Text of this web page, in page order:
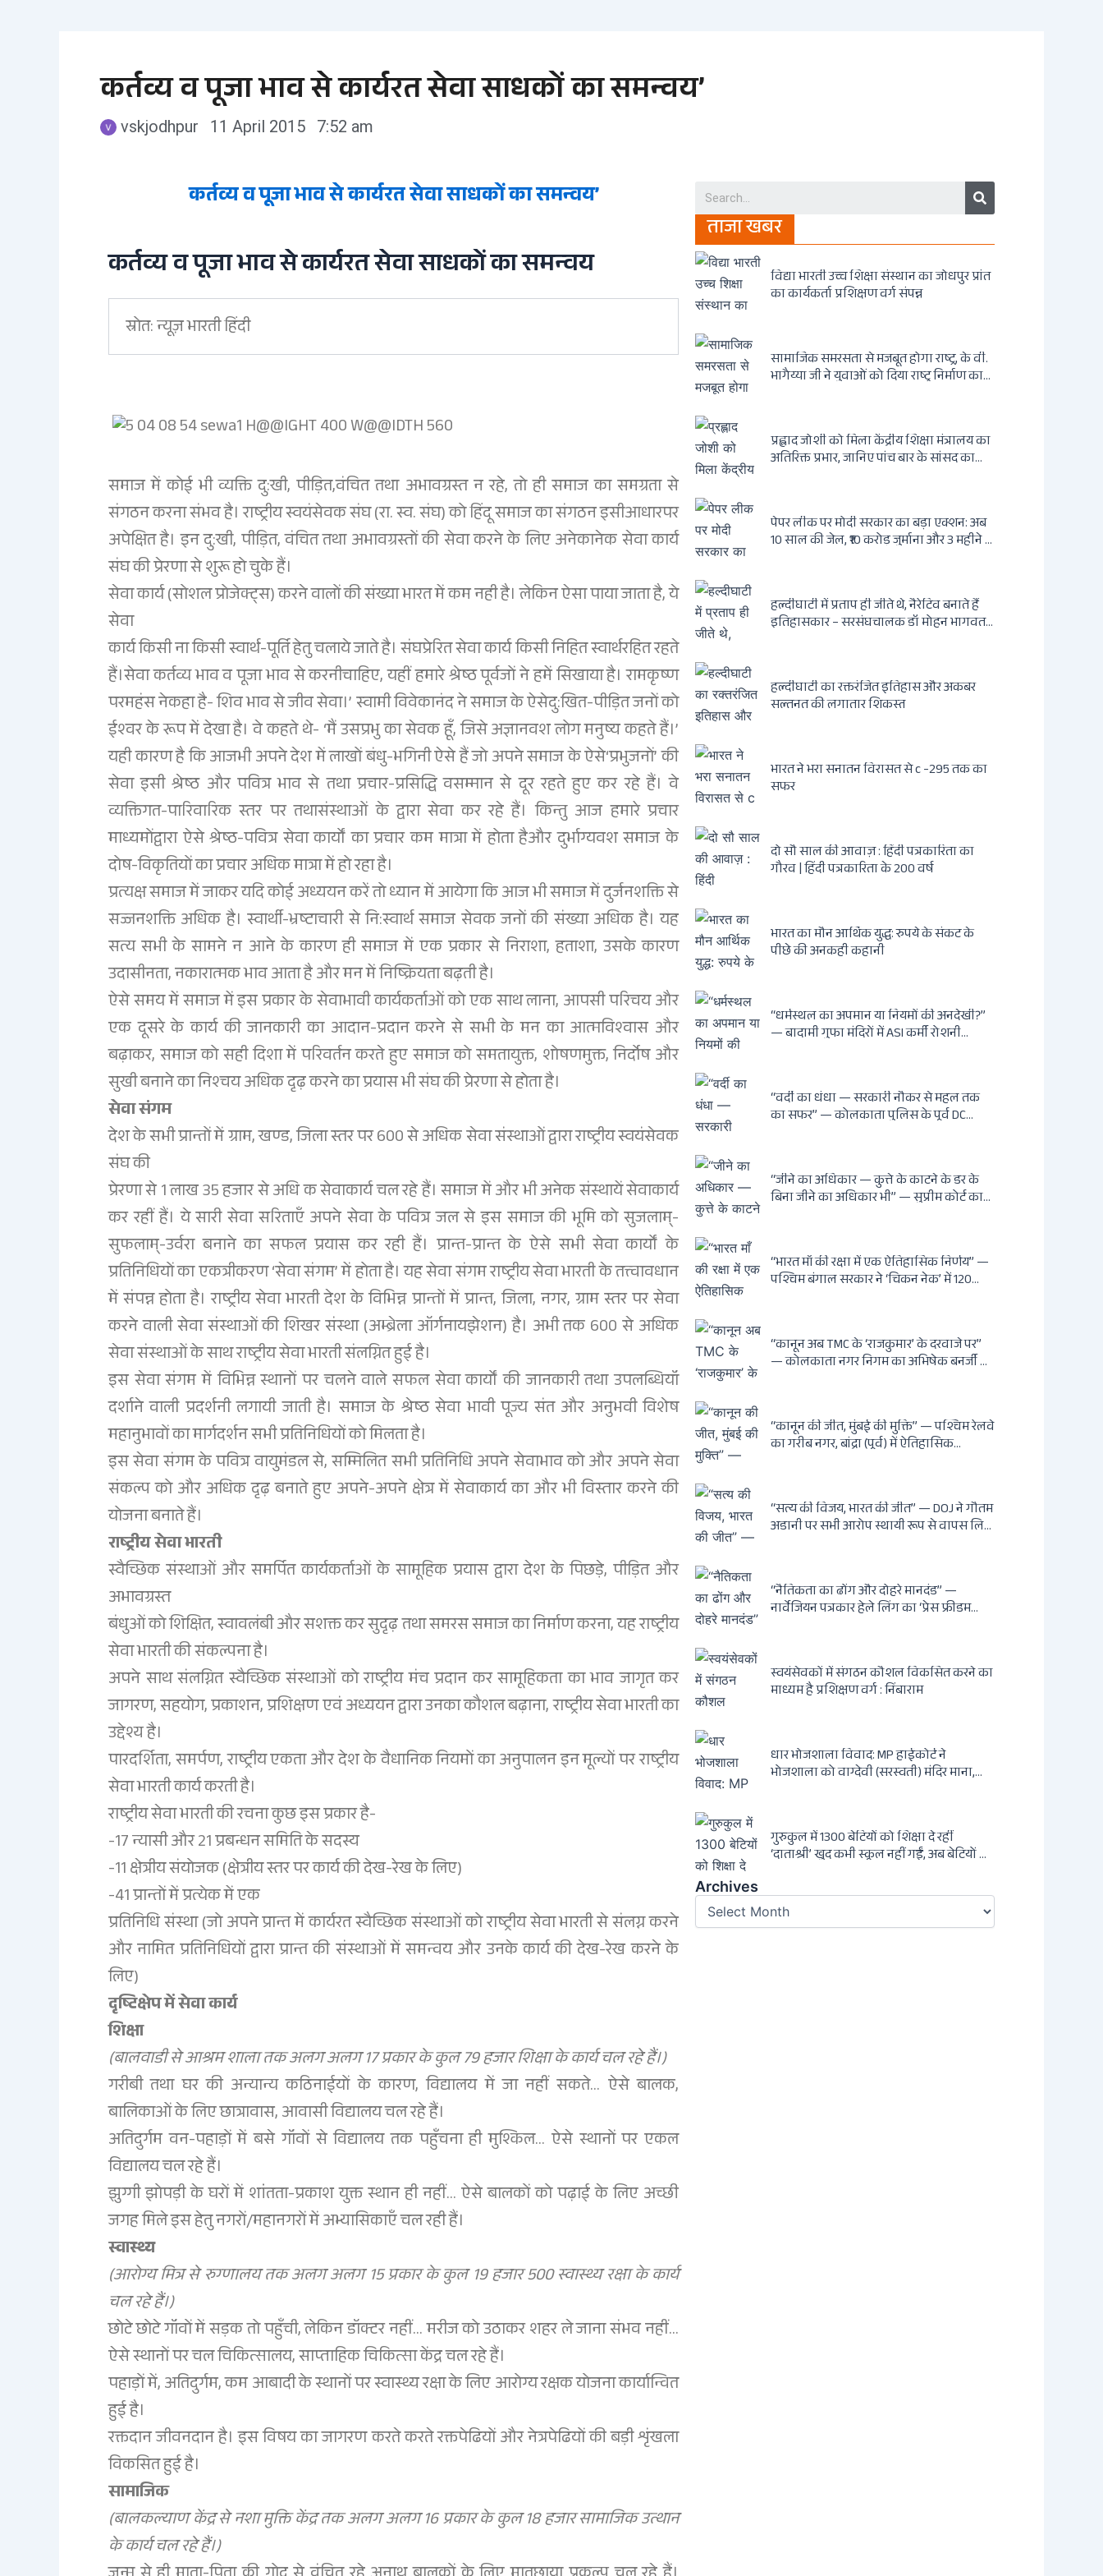
कर्तव्य व पूजा भाव से कार्यरत सेवा साधकों का समन्वय’
vskjodhpur 11 April 2015 7:52 am
कर्तव्य व पूजा भाव से कार्यरत सेवा साधकों का समन्वय’
कर्तव्य व पूजा भाव से कार्यरत सेवा साधकों का समन्वय
स्रोत: न्यूज़ भारती हिंदी
समाज में कोई भी व्यक्ति दु:खी, पीड़ित,वंचित तथा अभावग्रस्त न रहे, तो ही समाज का समग्रता से
संगठन करना संभव है। राष्ट्रीय स्वयंसेवक संघ (रा. स्व. संघ) को हिंदू समाज का संगठन इसीआधारपर
अपेक्षित है। इन दु:खी, पीड़ित, वंचित तथा अभावग्रस्तों की सेवा करने के लिए अनेकानेक सेवा कार्य
संघ की प्रेरणा से शुरू हो चुके हैं।
सेवा कार्य (सोशल प्रोजेक्ट्स) करने वालों की संख्या भारत में कम नही है। लेकिन ऐसा पाया जाता है, ये
सेवा
कार्य किसी ना किसी स्वार्थ-पूर्ति हेतु चलाये जाते है। संघप्रेरित सेवा कार्य किसी निहित स्वार्थरहित रहते
हैं।सेवा कर्तव्य भाव व पूजा भाव से करनीचाहिए, यहीं हमारे श्रेष्ठ पूर्वजों ने हमें सिखाया है। रामकृष्ण
परमहंस नेकहा है- शिव भाव से जीव सेवा।’ स्वामी विवेकानंद ने समाज के ऐसेदु:खित-पीड़ित जनों को
ईश्‍वर के रूप में देखा है। वे कहते थे- ‘मैं उसप्रभु का सेवक हूँ, जिसे अज्ञानवश लोग मनुष्य कहते हैं।’
यही कारण है कि आजभी अपने देश में लाखों बंधु-भगिनी ऐसे हैं जो अपने समाज के ऐसे‘प्रभुजनों’ की
सेवा इसी श्रेष्ठ और पवित्र भाव से तथा प्रचार-प्रसिद्धि वसम्मान से दूर रहते हुए कर रहे हैं। वे
व्यक्तिगत-पारिवारिक स्तर पर तथासंस्थाओं के द्वारा सेवा कर रहे हैं। किन्तु आज हमारे प्रचार
माध्यमोंद्वारा ऐसे श्रेष्ठ-पवित्र सेवा कार्यों का प्रचार कम मात्रा में होता हैऔर दुर्भाग्यवश समाज के
दोष-विकृतियों का प्रचार अधिक मात्रा में हो रहा है।
प्रत्यक्ष समाज में जाकर यदि कोई अध्ययन करें तो ध्यान में आयेगा कि आज भी समाज में दुर्जनशक्ति से
सज्जनशक्ति अधिक है। स्वार्थी-भ्रष्टाचारी से नि:स्वार्थ समाज सेवक जनों की संख्या अधिक है। यह
सत्य सभी के सामने न आने के कारण ही समाज में एक प्रकार से निराशा, हताशा, उसके कारण
उदासीनता, नकारात्मक भाव आता है और मन में निष्क्रियता बढ़ती है।
ऐसे समय में समाज में इस प्रकार के सेवाभावी कार्यकर्ताओं को एक साथ लाना, आपसी परिचय और
एक दूसरे के कार्य की जानकारी का आदान-प्रदान करने से सभी के मन का आत्मविश्‍वास और
बढ़ाकर, समाज को सही दिशा में परिवर्तन करते हुए समाज को समतायुक्त, शोषणमुक्त, निर्दोष और
सुखी बनाने का निश्‍चय अधिक दृढ़ करने का प्रयास भी संघ की प्रेरणा से होता है।
सेवा संगम
देश के सभी प्रान्तों में ग्राम, खण्ड, जिला स्तर पर 600 से अधिक सेवा संस्थाओं द्वारा राष्ट्रीय स्वयंसेवक
संघ की
प्रेरणा से 1 लाख 35 हजार से अधि क सेवाकार्य चल रहे हैं। समाज में और भी अनेक संस्थायें सेवाकार्य
कर रहीं हैं। ये सारी सेवा सरिताएँ अपने सेवा के पवित्र जल से इस समाज की भूमि को सुजलाम्-
सुफलाम्-उर्वरा बनाने का सफल प्रयास कर रही हैं। प्रान्त-प्रान्त के ऐसे सभी सेवा कार्यों के
प्रतिनिधियों का एकत्रीकरण ‘सेवा संगम’ में होता है। यह सेवा संगम राष्ट्रीय सेवा भारती के तत्त्वावधान
में संपन्न होता है। राष्ट्रीय सेवा भारती देश के विभिन्न प्रान्तों में प्रान्त, जिला, नगर, ग्राम स्तर पर सेवा
करने वाली सेवा संस्थाओं की शिखर संस्था (अम्ब्रेला ऑर्गनायझेशन) है। अभी तक 600 से अधिक
सेवा संस्थाओं के साथ राष्ट्रीय सेवा भारती संलग्नित हुई है।
इस सेवा संगम में विभिन्न स्थानों पर चलने वाले सफल सेवा कार्यों की जानकारी तथा उपलब्धियॉं
दर्शाने वाली प्रदर्शनी लगायी जाती है। समाज के श्रेष्ठ सेवा भावी पूज्य संत और अनुभवी विशेष
महानुभावों का मार्गदर्शन सभी प्रतिनिधियों को मिलता है।
इस सेवा संगम के पवित्र वायुमंडल से, सम्मिलित सभी प्रतिनिधि अपने सेवाभाव को और अपने सेवा
संकल्प को और अधिक दृढ़ बनाते हुए अपने-अपने क्षेत्र में सेवाकार्य का और भी विस्तार करने की
योजना बनाते हैं।
राष्ट्रीय सेवा भारती
स्वैच्छिक संस्थाओं और समर्पित कार्यकर्ताओं के सामूहिक प्रयास द्वारा देश के पिछड़े, पीड़ित और
अभावग्रस्त
बंधुओं को शिक्षित, स्वावलंबी और सशक्त कर सुदृढ़ तथा समरस समाज का निर्माण करना, यह राष्ट्रीय
सेवा भारती की संकल्पना है।
अपने साथ संलग्नित स्वैच्छिक संस्थाओं को राष्ट्रीय मंच प्रदान कर सामूहिकता का भाव जागृत कर
जागरण, सहयोग, प्रकाशन, प्रशिक्षण एवं अध्ययन द्वारा उनका कौशल बढ़ाना, राष्ट्रीय सेवा भारती का
उद्देश्य है।
पारदर्शिता, समर्पण, राष्ट्रीय एकता और देश के वैधानिक नियमों का अनुपालन इन मूल्यों पर राष्ट्रीय
सेवा भारती कार्य करती है।
राष्ट्रीय सेवा भारती की रचना कुछ इस प्रकार है-
-17 न्यासी और 21 प्रबन्धन समिति के सदस्य
-11 क्षेत्रीय संयोजक (क्षेत्रीय स्तर पर कार्य की देख-रेख के लिए)
-41 प्रान्तों में प्रत्येक में एक
प्रतिनिधि संस्था (जो अपने प्रान्त में कार्यरत स्वैच्छिक संस्थाओं को राष्ट्रीय सेवा भारती से संलग्न करने
और नामित प्रतिनिधियों द्वारा प्रान्त की संस्थाओं में समन्वय और उनके कार्य की देख-रेख करने के
लिए)
दृष्टिक्षेप में सेवा कार्य
शिक्षा
(बालवाडी से आश्रम शाला तक अलग अलग 17 प्रकार के कुल 79 हजार शिक्षा के कार्य चल रहे हैं।)
गरीबी तथा घर की अन्यान्य कठिनाईयों के कारण, विद्यालय में जा नहीं सकते… ऐसे बालक,
बालिकाओं के लिए छात्रावास, आवासी विद्यालय चल रहे हैं।
अतिदुर्गम वन-पहाड़ों में बसे गॉंवों से विद्यालय तक पहुँचना ही मुश्किल… ऐसे स्थानों पर एकल
विद्यालय चल रहे हैं।
झुग्गी झोपड़ी के घरों में शांतता-प्रकाश युक्त स्थान ही नहीं… ऐसे बालकों को पढ़ाई के लिए अच्छी
जगह मिले इस हेतु नगरों/महानगरों में अभ्यासिकाएँ चल रही हैं।
स्वास्थ्य
(आरोग्य मित्र से रुग्णालय तक अलग अलग 15 प्रकार के कुल 19 हजार 500 स्वास्थ्य रक्षा के कार्य
चल रहे हैं।)
छोटे छोटे गॉंवों में सड़क तो पहुँची, लेकिन डॉक्टर नहीं… मरीज को उठाकर शहर ले जाना संभव नहीं…
ऐसे स्थानों पर चल चिकित्सालय, साप्ताहिक चिकित्सा केंद्र चल रहे हैं।
पहाड़ों में, अतिदुर्गम, कम आबादी के स्थानों पर स्वास्थ्य रक्षा के लिए आरोग्य रक्षक योजना कार्यान्वित
हुई है।
रक्तदान जीवनदान है। इस विषय का जागरण करते करते रक्तपेढियों और नेत्रपेढियों की बड़ी शृंखला
विकसित हुई है।
सामाजिक
(बालकल्याण केंद्र से नशा मुक्ति केंद्र तक अलग अलग 16 प्रकार के कुल 18 हजार सामाजिक उत्थान
के कार्य चल रहे हैं।)
Search
ताजा खबर
विद्या भारती उच्च शिक्षा संस्थान का जोधपुर प्रांत
का कार्यकर्ता प्रशिक्षण वर्ग संपन्न
सामाजिक समरसता से मजबूत होगा राष्ट्र, के वी.
भागैय्या जी ने युवाओं को दिया राष्ट्र निर्माण का
प्रह्लाद जोशी को मिला केंद्रीय शिक्षा मंत्रालय का
अतिरिक्त प्रभार, जानिए पांच बार के सांसद का
पेपर लीक पर मोदी सरकार का बड़ा एक्शन: अब
10 साल की जेल, ₹10 करोड़ जुर्माना और 3 महीने में
हल्दीघाटी में प्रताप ही जीते थे, नैरेटिव बनाते हैं
इतिहासकार – सरसंघचालक डॉ मोहन भागवत
हल्दीघाटी का रक्तरंजित इतिहास और अकबर
सल्तनत की लगातार शिकस्त
भारत ने भरा सनातन विरासत से c -295 तक का
सफर
दो सौ साल की आवाज़ : हिंदी पत्रकारिता का
गौरव | हिंदी पत्रकारिता के 200 वर्ष
भारत का मौन आर्थिक युद्ध: रुपये के संकट के
पीछे की अनकही कहानी
“धर्मस्थल का अपमान या नियमों की अनदेखी?”
— बादामी गुफा मंदिरों में ASI कर्मी रोशनी
सवाल — मस्जिद में जूते बंद, मंदिर में खुले?
“वर्दी का धंधा — सरकारी नौकर से महल तक
का सफर” — कोलकाता पुलिस के पूर्व DC
हवेली, बल्लीगंज का फर्न रोड आवास, ‘सोना
पप्पू’ से संबंध, रेत तस्करी में भूमिका — ED ने
गिरफ्तार किया
“जीने का अधिकार — कुत्ते के काटने के डर के
बिना जीने का अधिकार भी” — सुप्रीम कोर्ट का
का अधिकार, खतरनाक और पागल आवारा
कुत्तों को इच्छामृत्यु की अनुमति, राज्यों को 10
कड़े निर्देश
“भारत माँ की रक्षा में एक ऐतिहासिक निर्णय” —
पश्चिम बंगाल सरकार ने ‘चिकन नेक’ में 120
को भारत से काटने की साजिश ध्वस्त, सुवेंदु का
वह निर्णय जिसने दुश्मनों की नींद उड़ाई
“कानून अब TMC के ‘राजकुमार’ के दरवाजे पर”
— कोलकाता नगर निगम का अभिषेक बनर्जी की
पर, Leaps & Bounds से कोयला घोटाले तक
— एक वंशवाद के भ्रष्टाचार की सम्पूर्ण कहानी
“कानून की जीत, मुंबई की मुक्ति” — पश्चिम रेलवे
का गरीब नगर, बांद्रा (पूर्व) में ऐतिहासिक
घुसपैठियों के अड्डों पर पड़ी गाज, मुंबई के विकास
का रास्ता साफ
“सत्य की विजय, भारत की जीत” — DOJ ने गौतम
अडानी पर सभी आरोप स्थायी रूप से वापस लिए:
षड्यंत्र की सम्पूर्ण कहानी
“नैतिकता का ढोंग और दोहरे मानदंड” —
नार्वेजियन पत्रकार हेले लिंग का ‘प्रेस फ्रीडम
नेटवर्क की पूरी कहानी
स्वयंसेवकों में संगठन कौशल विकसित करने का
माध्यम है प्रशिक्षण वर्ग : निंबाराम
धार भोजशाला विवाद: MP हाईकोर्ट ने
भोजशाला को वाग्देवी (सरस्वती) मंदिर माना,
गुरुकुल में 1300 बेटियों को शिक्षा दे रहीं
‘दाताश्री’ खुद कभी स्कूल नहीं गईं, अब बेटियों को
Archives
Archives